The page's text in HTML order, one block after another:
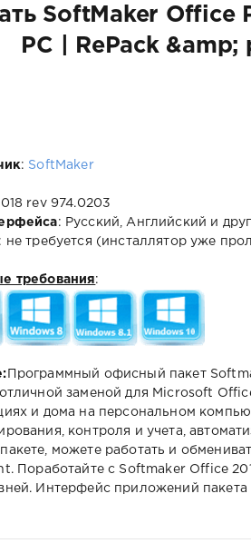
SoftMaker Office
PC | RePack
: SoftMaker
rev 974.0203
: Русский, Английский и
: не требуется (инсталлятор уже
требования:
Программный офисный пакет
отличной заменой для Microsoft
и дома на персональном
контроля и учета,
можете работать и
Поработайте с Softmaker Office
Интерфейс приложений